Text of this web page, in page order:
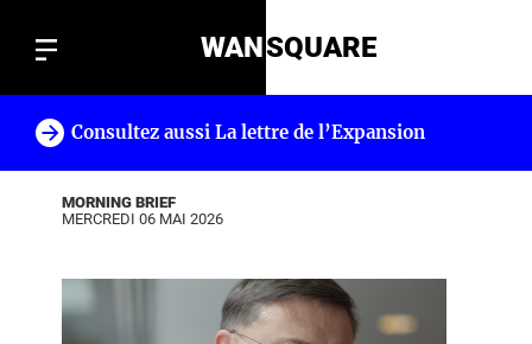
WANSQUARE
Consultez aussi La lettre de l’Expansion
MORNING BRIEF
MERCREDI 06 MAI 2026